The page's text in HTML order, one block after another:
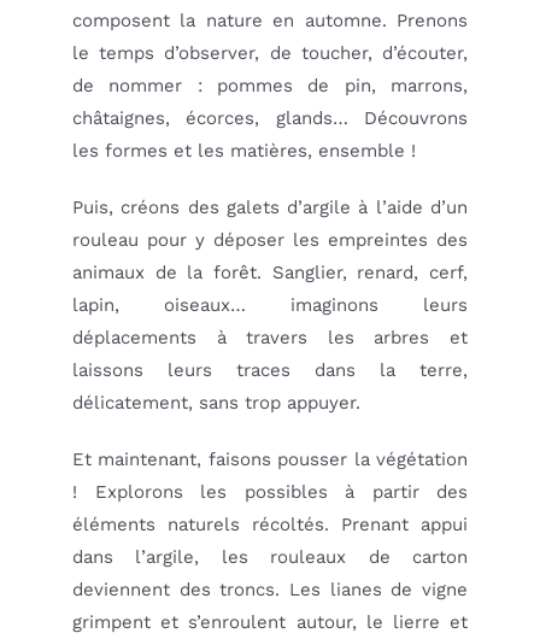
composent la nature en automne. Prenons
le temps d’observer, de toucher, d’écouter,
de nommer : pommes de pin, marrons,
châtaignes, écorces, glands… Découvrons
les formes et les matières, ensemble !
Puis, créons des galets d’argile à l’aide d’un
rouleau pour y déposer les empreintes des
animaux de la forêt. Sanglier, renard, cerf,
lapin, oiseaux… imaginons leurs
déplacements à travers les arbres et
laissons leurs traces dans la terre,
délicatement, sans trop appuyer.
Et maintenant, faisons pousser la végétation
! Explorons les possibles à partir des
éléments naturels récoltés. Prenant appui
dans l’argile, les rouleaux de carton
deviennent des troncs. Les lianes de vigne
grimpent et s’enroulent autour, le lierre et